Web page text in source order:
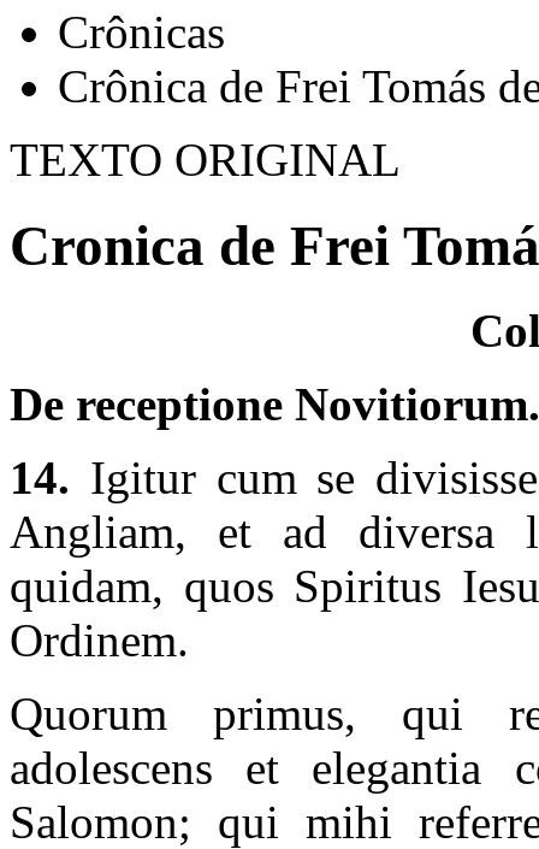
Crônicas
Crônica de Frei Tomás
TEXTO ORIGINAL
Cronica de Frei
De receptione Novitiorum.
14. Igitur cum se
Angliam, et ad diversa
quidam, quos Spiritus
Ordinem.
Quorum primus, qui
adolescens et elegantia
Salomon; qui mihi